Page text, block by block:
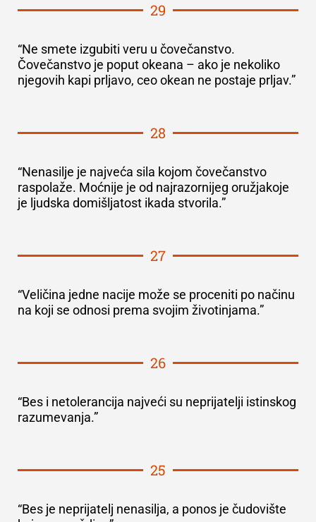
29
“Ne smete izgubiti veru u čovečanstvo.
Čovečanstvo je poput okeana – ako je nekoliko
njegovih kapi prljavo, ceo okean ne postaje prljav.”
28
“Nenasilje je najveća sila kojom čovečanstvo
raspolaže. Moćnije je od najrazornijeg oružjakoje
je ljudska domišljatost ikada stvorila.”
27
“Veličina jedne nacije može se proceniti po načinu
na koji se odnosi prema svojim životinjama.”
26
“Bes i netolerancija najveći su neprijatelji istinskog
razumevanja.”
25
“Bes je neprijatelj nenasilja, a ponos je čudovište